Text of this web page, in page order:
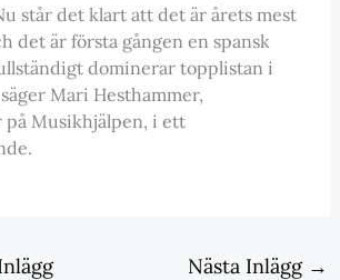
står det klart att det är årets mest
det är första gången en spansk
dominerar topplistan i
Mari Hesthammer,
Musikhjälpen, i ett
Nästa Inlägg →